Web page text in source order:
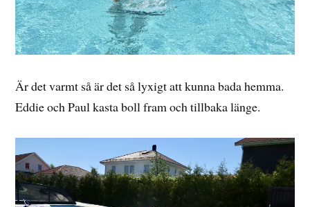
Är det varmt så är det så lyxigt att kunna bada hemma.
Eddie och Paul kasta boll fram och tillbaka länge.